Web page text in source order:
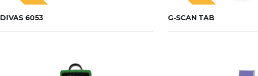
DIVAS 6053 G-SCAN TAB